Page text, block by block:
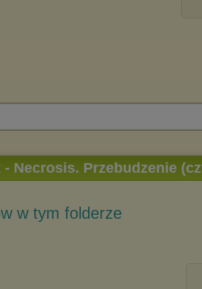
- Necrosis. Przebudzenie
w tym folderze